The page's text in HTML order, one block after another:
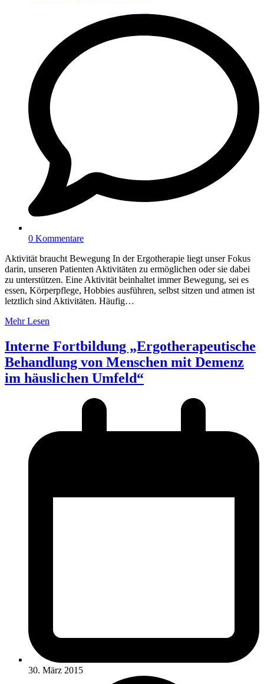
0 Kommentare
Aktivität braucht Bewegung In der Ergotherapie liegt unser Fokus
darin, unseren Patienten Aktivitäten zu ermöglichen oder sie dabei
zu unterstützen. Eine Aktivität beinhaltet immer Bewegung, sei es
essen, Körperpflege, Hobbies ausführen, selbst sitzen und atmen ist
letztlich sind Aktivitäten. Häufig…
Mehr Lesen
Interne Fortbildung „Ergotherapeutische
Behandlung von Menschen mit Demenz
im häuslichen Umfeld“
30. März 2015